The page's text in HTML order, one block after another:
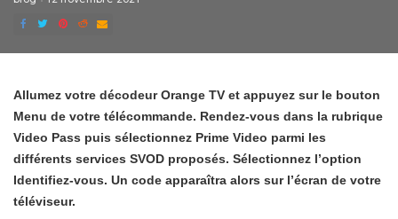
Allumez votre décodeur Orange TV et appuyez sur le bouton
Menu de votre télécommande. Rendez-vous dans la rubrique
Video Pass puis sélectionnez Prime Video parmi les
différents services SVOD proposés. Sélectionnez l’option
Identifiez-vous. Un code apparaîtra alors sur l’écran de votre
téléviseur.